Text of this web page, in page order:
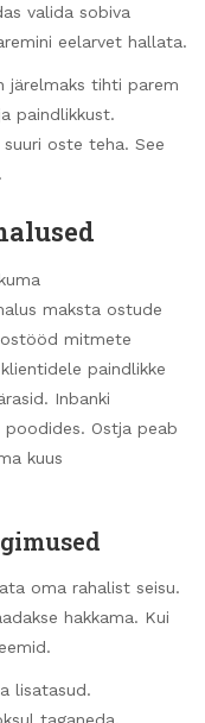
valida sobiva
eelarvet hallata.
järelmaks tihti parem
paindlikkust.
oste teha. See
maksta ostude
mitmete
paindlikke
Inbanki
poodides. Ostja peab
kuus
oma rahalist seisu.
hakkama. Kui
lisatasud.